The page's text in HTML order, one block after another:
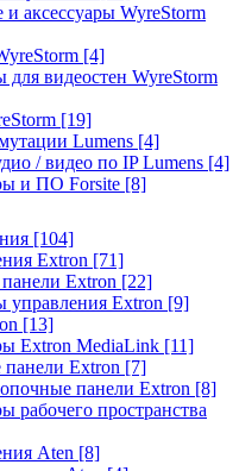
и аксессуары WyreStorm
[4]
для видеостен WyreStorm
[19]
Lumens [4]
/ видео по IP Lumens [4]
и ПО Forsite [8]
[104]
Extron [71]
Extron [22]
управления Extron [9]
[13]
Extron MediaLink [11]
Extron [7]
панели Extron [8]
рабочего пространства
Aten [8]